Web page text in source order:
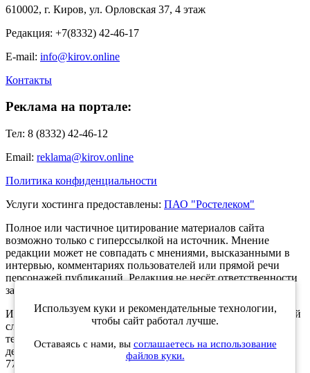
610002, г. Киров, ул. Орловская 37, 4 этаж
Редакция: +7(8332) 42-46-17
E-mail: info@kirov.online
Контакты
Реклама на портале:
Тел: 8 (8332) 42-46-12
Email: reklama@kirov.online
Политика конфиденциальности
Услуги хостинга предоставлены: ПАО "Ростелеком"
Полное или частичное цитирование материалов сайта
возможно только с гиперссылкой на источник. Мнение
редакции может не совпадать с мнениями, высказанными в
интервью, комментариях пользователей или прямой речи
персонажей публикаций. Редакция не несёт ответственности
за текст комментариев читателей.
Интернет-портал Kirov.online зарегистрирован в Федеральной
службе по надзору в сфере связи, информационных
технологий и массовых коммуникаций (Роскомнадзор) 5
декабря 2019 года. Регистрационный номер ЭЛ № ФС 77 -
77189.
Используем куки и рекомендательные технологии,
чтобы сайт работал лучше.
Оставаясь с нами, вы соглашаетесь на использование
файлов куки.